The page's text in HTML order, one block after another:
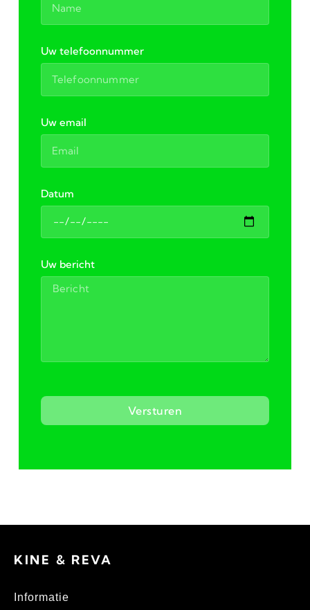
Uw telefoonnummer
Uw email
Datum
Uw bericht
Versturen
KINE & REVA
Informatie